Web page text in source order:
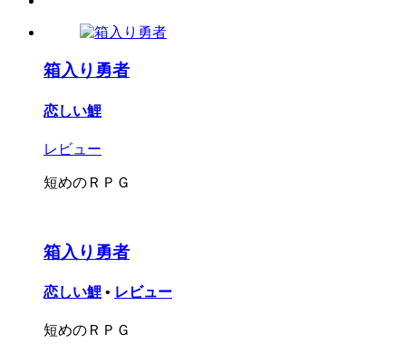
箱入り勇者
恋しい鯉
レビュー
短めのＲＰＧ
箱入り勇者
恋しい鯉 • レビュー
短めのＲＰＧ